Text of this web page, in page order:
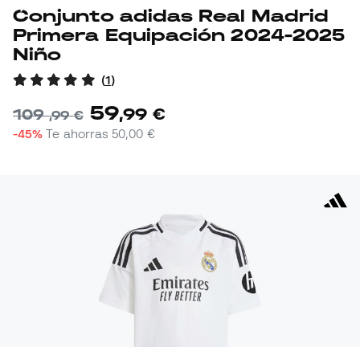
Conjunto adidas Real Madrid
Primera Equipación 2024-2025
Niño
(1)
109,99 € 59,99 €
-45% Te ahorras50,00 €